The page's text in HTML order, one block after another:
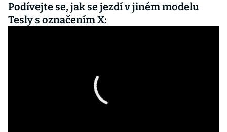
Podívejte se, jak se jezdí v jiném modelu
Tesly s označením X: